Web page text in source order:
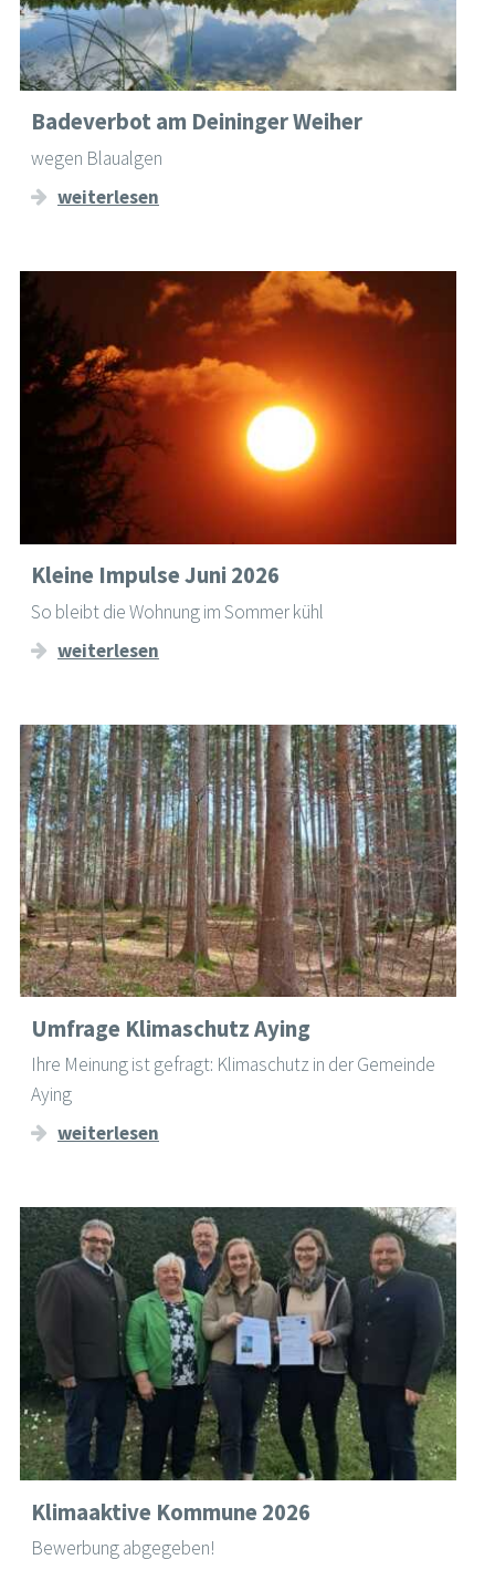
Badeverbot am Deininger Weiher
wegen Blaualgen
weiterlesen
Kleine Impulse Juni 2026
So bleibt die Wohnung im Sommer kühl
weiterlesen
Umfrage Klimaschutz Aying
Ihre Meinung ist gefragt: Klimaschutz in der Gemeinde
Aying
weiterlesen
Klimaaktive Kommune 2026
Bewerbung abgegeben!